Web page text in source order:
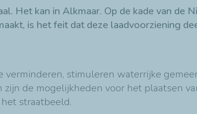
Het kan in Alkmaar. Op de kade van de
is het feit dat deze laadvoorziening
stimuleren waterrijke
zijn de mogelijkheden voor het plaatsen
straatbeeld.